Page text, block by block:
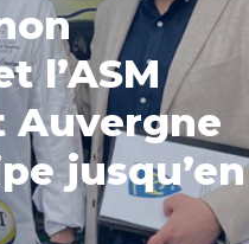
l’ASM
Auvergne
jusqu’en